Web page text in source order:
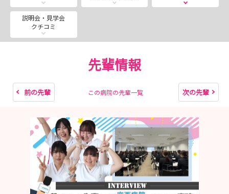
す！
まず説明会画面をご確認ください★
一宮西病院は『街と人が明るく健康でいられますように』
能を高め、一宮尾張西部地域の拠点病院として尽力してい
2023年には「南館」が完成し病院機能を大幅に拡大させ
（病床数465床→801床へ）地域医療へ貢献します！
＼みなさんのご参加★お待ちしています／
説明会・見学会
クチコミ
先輩情報
前の先輩 この病院の先輩一覧 次の先輩